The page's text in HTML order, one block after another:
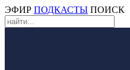
ЭФИР ПОДКАСТЫ ПОИСК